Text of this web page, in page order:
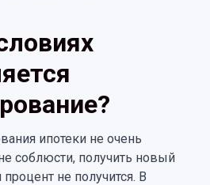
ипотеки не очень
соблюсти, получить новый
не получится. В